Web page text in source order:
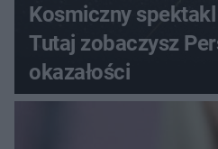
Kosmiczny
Tutaj zobaczysz
okazałości